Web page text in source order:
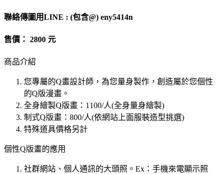
聯絡傳圖用LINE : (包含@) eny5414n
售價： 2800 元
商品介紹
您專屬的Q畫設計師，為您量身製作，創造屬於您個性
的Q版漫畫。
全身繪製Q版畫：1100/人(全身量身繪製)
制式Q版畫：800/人(依網站上面服裝造型挑選)
特殊道具價格另計
個性Q版畫的應用
社群網站、個人通訊的大頭照。Ex：手機來電顯示照